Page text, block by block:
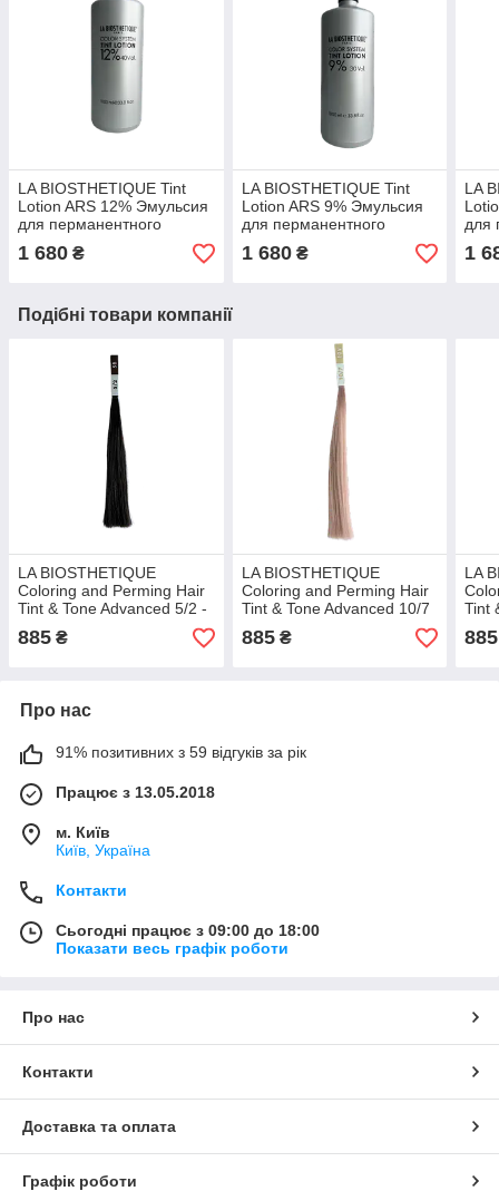
LA BIOSTHETIQUE Tint
Lotion ARS 12% Эмульсия
для перманентного
окрашивания волос 12%,
1000 мл
1 680 ₴
LA BIOSTHETIQUE Tint
Lotion ARS 9% Эмульсия
для перманентного
окрашивания волос 9%,
1000 мл
1 680₴
LA
для
1
Подібні товари компанії
LA BIOSTHETIQUE
Coloring and Perming Hair
Tint & Tone Advanced 5/2 -
Стойкая краска для волос
- 5/2
885 ₴
LA BIOSTHETIQUE
Coloring and Perming Hair
Tint & Tone Advanced 10/7
волос - 10/7
885₴
LA
Tint
885
Про нас
91% позитивних з 59 відгуків за рік
Працює з 13.05.2018
м. Київ
Київ, Україна
Контакти
Сьогодні працює з 09:00 до 18:00
Показати весь графік роботи
Про нас
Контакти
Доставка та оплата
Графік роботи